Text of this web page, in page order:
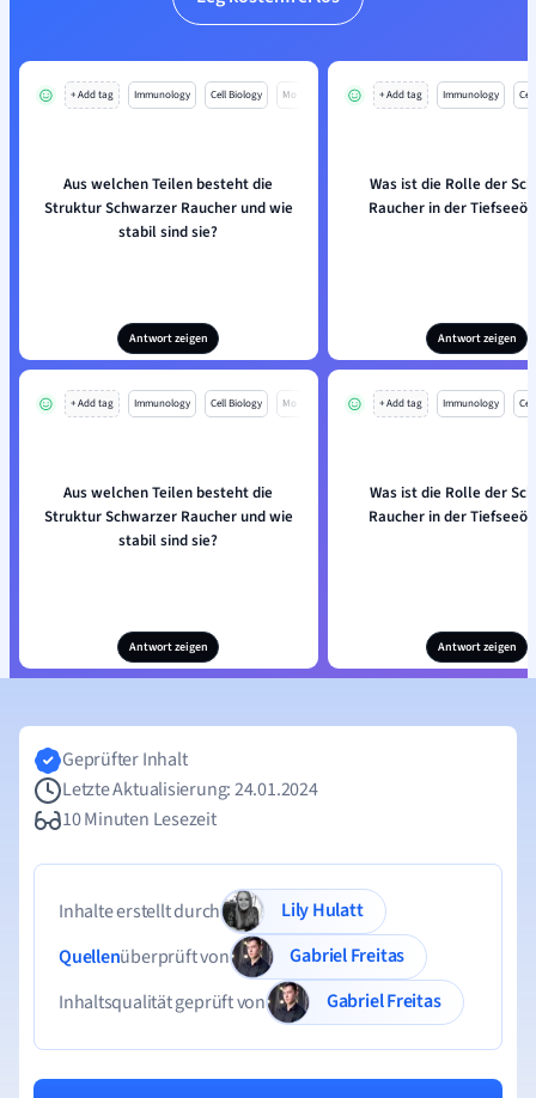
+ Add tag Immunology Cell Biology Mo
Aus welchen Teilen besteht die
Struktur Schwarzer Raucher und wie
stabil sind sie?
Antwort zeigen
+ Add tag Immunology
Was ist die Rolle der
Raucher in der
Antwort zeigen
+ Add tag Immunology Cell Biology Mo
Aus welchen Teilen besteht die
Struktur Schwarzer Raucher und wie
stabil sind sie?
Antwort zeigen
+ Add tag Immunology
Was ist die Rolle der
Raucher in der
Antwort zeigen
Geprüfter Inhalt
Letzte Aktualisierung: 24.01.2024
10 Minuten Lesezeit
Inhalte erstellt durch
Lily Hulatt
Quellenüberprüft von
Gabriel Freitas
Inhaltsqualität geprüft von
Gabriel Freitas